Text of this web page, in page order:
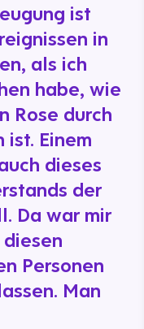
ist
in
als ich
habe, wie
Rose durch
Einem
dieses
der
Da war mir
Personen
Man